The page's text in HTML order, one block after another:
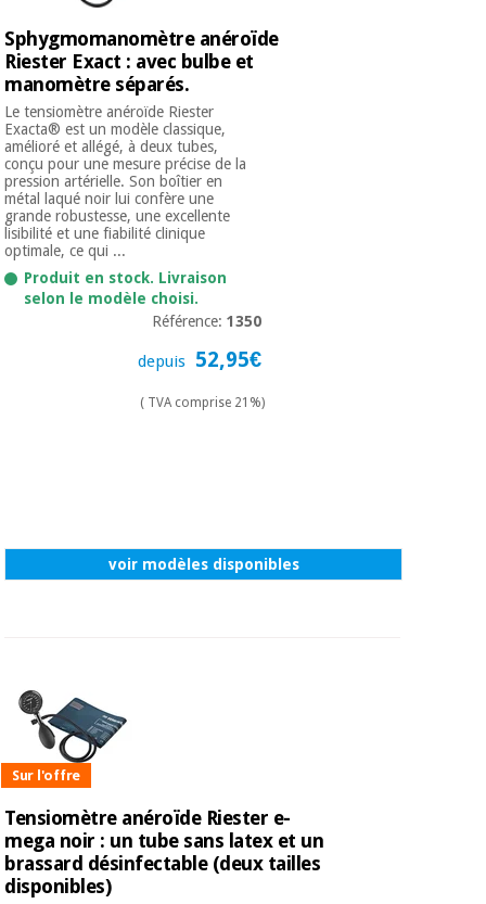
Sphygmomanomètre anéroïde
Riester Exact : avec bulbe et
manomètre séparés.
Le tensiomètre anéroïde Riester
Exacta® est un modèle classique,
amélioré et allégé, à deux tubes,
conçu pour une mesure précise de la
pression artérielle. Son boîtier en
métal laqué noir lui confère une
grande robustesse, une excellente
lisibilité et une fiabilité clinique
optimale, ce qui ...
Produit en stock. Livraison
selon le modèle choisi.
Référence:1350
depuis 52,95€
( TVA comprise 21%)
voir modèles disponibles
Sur l'offre
Tensiomètre anéroïde Riester e-
mega noir : un tube sans latex et un
brassard désinfectable (deux tailles
disponibles)